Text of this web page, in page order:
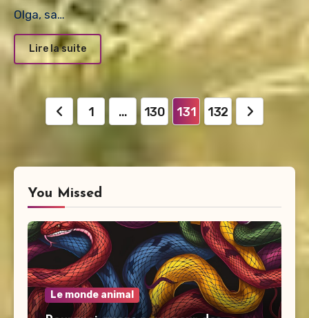
Olga, sa…
Lire la suite
Pagination
publications
1 … 130 131 132
You Missed
Le monde animal